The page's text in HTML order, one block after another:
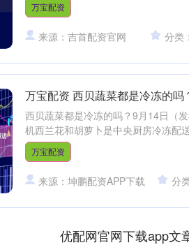
万宝配资
来源：吉首配资官网 分类
万宝配资 西贝蔬菜都是冷冻的
西贝蔬菜都是冷冻的吗？9月14日（
机西兰花和胡萝卜是中央厨房冷冻配
万宝配资
来源：坤鹏配资APP下载 分
优配网官网下载app文